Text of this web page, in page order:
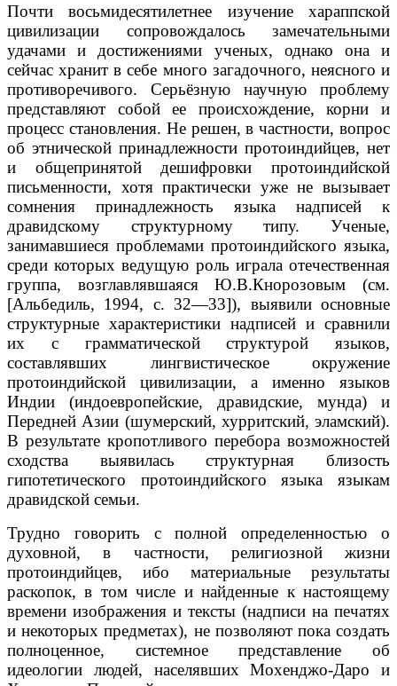
Почти восьмидесятилетнее изучение хараппской
цивилизации сопровождалось замечательными
удачами и достижениями ученых, однако она и
сейчас хранит в себе много загадочного, неясного и
противоречивого. Серьёзную научную проблему
представляют собой ее происхождение, корни и
процесс становления. Не решен, в частности, вопрос
об этнической принадлежности протоиндийцев, нет
и общепринятой дешифровки протоиндийской
письменности, хотя практически уже не вызывает
сомнения принадлежность языка надписей к
дравидскому структурному типу. Ученые,
занимавшиеся проблемами протоиндийского языка,
среди которых ведущую роль играла отечественная
группа, возглавлявшаяся Ю.В.Кнорозовым (см.
[Альбедиль, 1994, с. 32—33]), выявили основные
структурные характеристики надписей и сравнили
их с грамматической структурой языков,
составлявших лингвистическое окружение
протоиндийской цивилизации, а именно языков
Индии (индоевропейские, дравидские, мунда) и
Передней Азии (шумерский, хурритский, эламский).
В результате кропотливого перебора возможностей
сходства выявилась структурная близость
гипотетического протоиндийского языка языкам
дравидской семьи.
Трудно говорить с полной определенностью о
духовной, в частности, религиозной жизни
протоиндийцев, ибо материальные результаты
раскопок, в том числе и найденные к настоящему
времени изображения и тексты (надписи на печатях
и некоторых предметах), не позволяют пока создать
полноценное, системное представление об
идеологии людей, населявших Мохенджо-Даро и